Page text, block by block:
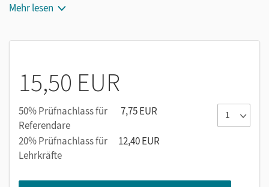
Trainingskarten zur Verbesserung der Sprechfertigkeit
Hörtexte zum Training des Hörverstehens mit
Mehr lesen
15,50 EUR
50% Prüfnachlass für
Referendare
7,75 EUR
20% Prüfnachlass für
Lehrkräfte
12,40 EUR